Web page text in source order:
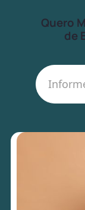
Quero
de